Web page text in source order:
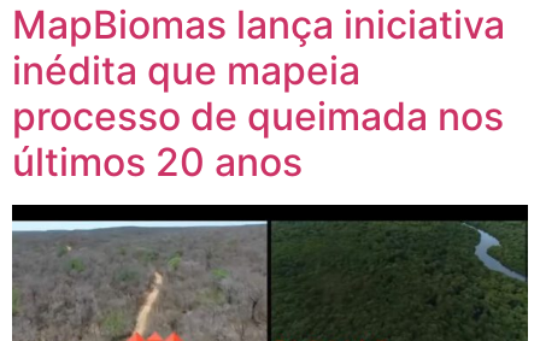
MapBiomas lança iniciativa
inédita que mapeia
processo de queimada nos
últimos 20 anos